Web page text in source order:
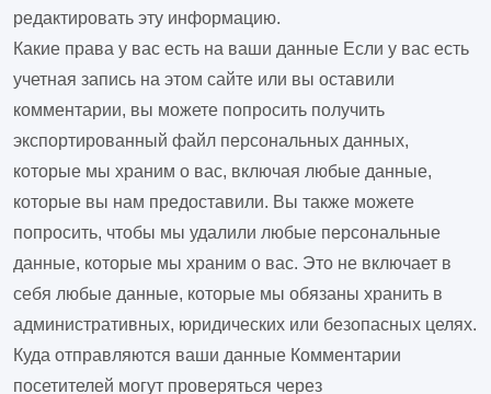
редактировать эту информацию.
Какие права у вас есть на ваши данные Если у вас есть
учетная запись на этом сайте или вы оставили
комментарии, вы можете попросить получить
экспортированный файл персональных данных,
которые мы храним о вас, включая любые данные,
которые вы нам предоставили. Вы также можете
попросить, чтобы мы удалили любые персональные
данные, которые мы храним о вас. Это не включает в
себя любые данные, которые мы обязаны хранить в
административных, юридических или безопасных целях.
Куда отправляются ваши данные Комментарии
посетителей могут проверяться через